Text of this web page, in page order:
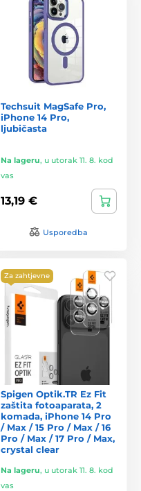
Techsuit MagSafe Pro,
iPhone 14 Pro,
ljubičasta
Na lageru, u utorak 11. 8. kod
vas
13,19 €
Usporedba
Za zahtjevne
Spigen Optik.TR Ez Fit
zaštita fotoaparata, 2
komada, iPhone 14 Pro
/ Max / 15 Pro / Max / 16
Pro / Max / 17 Pro / Max,
crystal clear
Na lageru, u utorak 11. 8. kod
vas